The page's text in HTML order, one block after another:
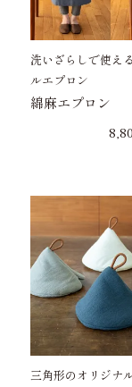
洗いざらしで使え
ルエプロン
綿麻エプロン
三角形のオリジナ